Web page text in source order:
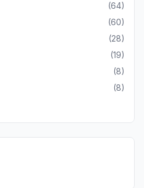
(64)
(60)
(28)
(19)
(8)
(8)